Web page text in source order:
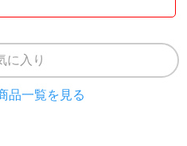
に入り
品一覧を見る